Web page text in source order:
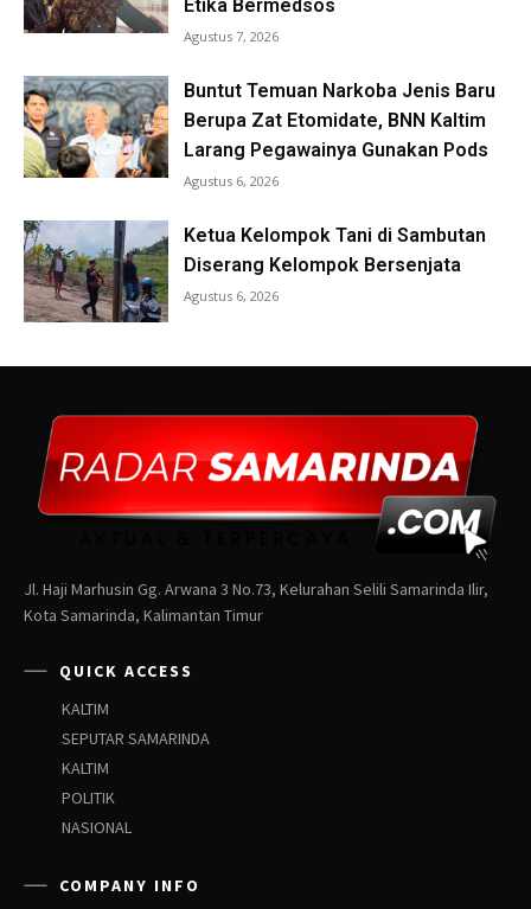
Jl. Haji Marhusin Gg. Arwana 3 No.73, Kelurahan Selili Samarinda Ilir,
Kota Samarinda, Kalimantan Timur
QUICK ACCESS
KALTIM
SEPUTAR SAMARINDA
KALTIM
POLITIK
NASIONAL
COMPANY INFO